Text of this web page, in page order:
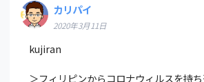
カリパイ
2020年3月11日
kujiran
＞フィリピンからコロナウィルスを持